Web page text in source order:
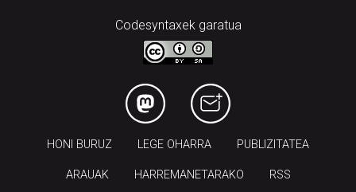
Codesyntaxek garatua
HONI BURUZ LEGE OHARRA PUBLIZITATEA
ARAUAK HARREMANETARAKO RSS